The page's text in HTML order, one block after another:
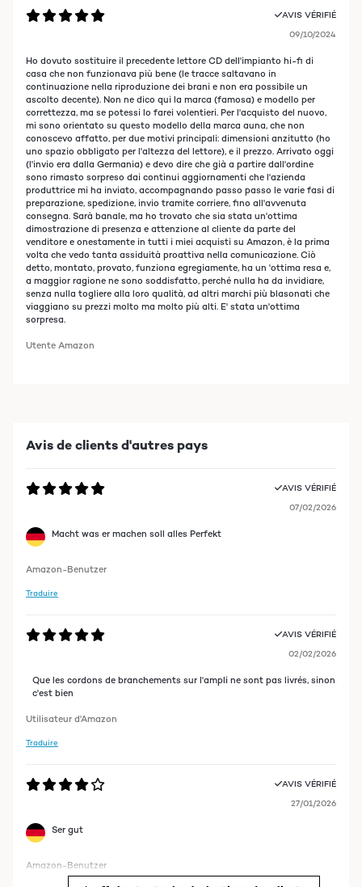
AVIS VÉRIFIÉ
09/10/2024
Ho dovuto sostituire il precedente lettore CD dell'impianto hi-fi di
casa che non funzionava più bene (le tracce saltavano in
continuazione nella riproduzione dei brani e non era possibile un
ascolto decente). Non ne dico qui la marca (famosa) e modello per
correttezza, ma se potessi lo farei volentieri. Per l'acquisto del nuovo,
mi sono orientato su questo modello della marca auna, che non
conoscevo affatto, per due motivi principali: dimensioni anzitutto (ho
uno spazio obbligato per l'altezza del lettore), e il prezzo. Arrivato oggi
(l'invio era dalla Germania) e devo dire che già a partire dall'ordine
sono rimasto sorpreso dai continui aggiornamenti che l'azienda
produttrice mi ha inviato, accompagnando passo passo le varie fasi di
preparazione, spedizione, invio tramite corriere, fino all'avvenuta
consegna. Sarà banale, ma ho trovato che sia stata un'ottima
dimostrazione di presenza e attenzione al cliente da parte del
venditore e onestamente in tutti i miei acquisti su Amazon, è la prima
volta che vedo tanta assiduità proattiva nella comunicazione. Ciò
detto, montato, provato, funziona egregiamente, ha un 'ottima resa e,
a maggior ragione ne sono soddisfatto, perché nulla ha da invidiare,
senza nulla togliere alla loro qualità, ad altri marchi più blasonati che
viaggiano su prezzi molto ma molto più alti. E' stata un'ottima
sorpresa.
Utente Amazon
Avis de clients d'autres pays
AVIS VÉRIFIÉ
07/02/2026
Macht was er machen soll alles Perfekt
Amazon-Benutzer
Traduire
AVIS VÉRIFIÉ
02/02/2026
Que les cordons de branchements sur l'ampli ne sont pas livrés, sinon
c'est bien
Utilisateur d'Amazon
Traduire
AVIS VÉRIFIÉ
27/01/2026
Ser gut
Amazon-Benutzer